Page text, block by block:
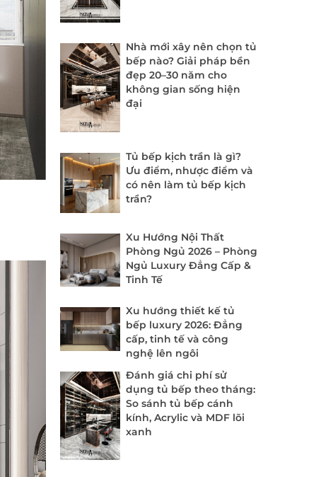
Nhà mới xây nên chọn tủ
bếp nào? Giải pháp bền
đẹp 20–30 năm cho
không gian sống hiện
đại
Tủ bếp kịch trần là gì?
Ưu điểm, nhược điểm và
có nên làm tủ bếp kịch
trần?
Xu Hướng Nội Thất
Phòng Ngủ 2026 – Phòng
Ngủ Luxury Đẳng Cấp &
Tinh Tế
Xu hướng thiết kế tủ
bếp luxury 2026: Đẳng
cấp, tinh tế và công
nghệ lên ngôi
Đánh giá chi phí sử
dụng tủ bếp theo tháng:
So sánh tủ bếp cánh
kính, Acrylic và MDF lõi
xanh